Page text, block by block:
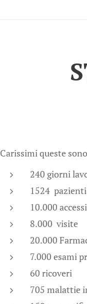
Carissimi queste
240 giorni
1524
10.000
8.000
20.000
7.000
60 ricoveri
705